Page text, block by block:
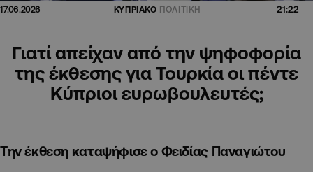
17.06.2026 ΚΥΠΡΙΑΚΟ ΠΟΛΙΤΙΚΗ 21:22
Γιατί απείχαν από την ψηφοφορία
της έκθεσης για Τουρκία οι πέντε
Κύπριοι ευρωβουλευτές;
Την έκθεση καταψήφισε ο Φειδίας Παναγιώτου